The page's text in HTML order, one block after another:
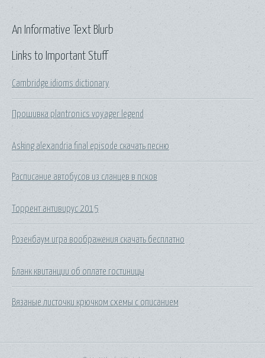
Links to Important Stuff
Cambridge idioms dictionary
Прошивка plantronics voyager legend
Asking alexandria final episode скачать песню
Расписание автобусов из сланцев в псков
Торрент антивирус 2015
Розенбаум игра воображения скачать бесплатно
Бланк квитанции об оплате гостиницы
Вязаные листочки крючком схемы с описанием
An Informative Text Blurb